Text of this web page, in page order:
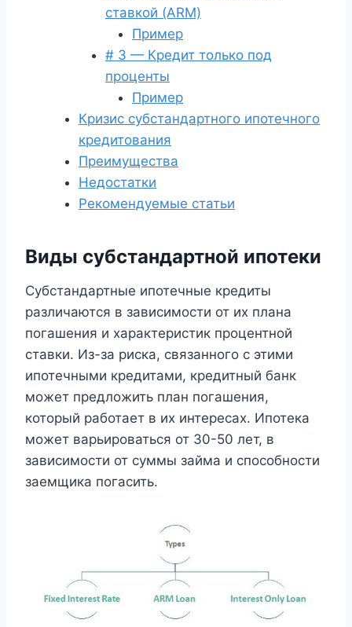
ставкой (ARM)
Пример
# 3 — Кредит только под
проценты
Пример
Кризис субстандартного ипотечного
кредитования
Преимущества
Недостатки
Рекомендуемые статьи
Виды субстандартной ипотеки
Субстандартные ипотечные кредиты
различаются в зависимости от их плана
погашения и характеристик процентной
ставки. Из-за риска, связанного с этими
ипотечными кредитами, кредитный банк
может предложить план погашения,
который работает в их интересах. Ипотека
может варьироваться от 30-50 лет, в
зависимости от суммы займа и способности
заемщика погасить.